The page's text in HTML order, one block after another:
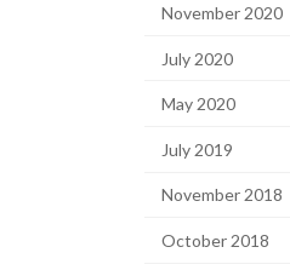
November 2020
July 2020
May 2020
July 2019
November 2018
October 2018